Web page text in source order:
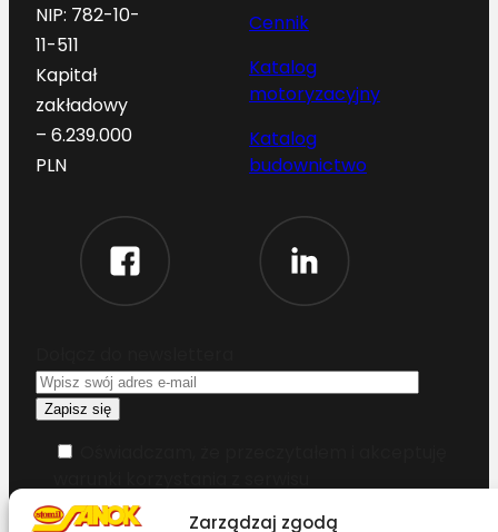
Zarządzaj zgodą
NIP: 782-10-
11-511
Kapitał
zakładowy
– 6.239.000
PLN
Cennik
Katalog
motoryzacyjny
Katalog
budownictwo